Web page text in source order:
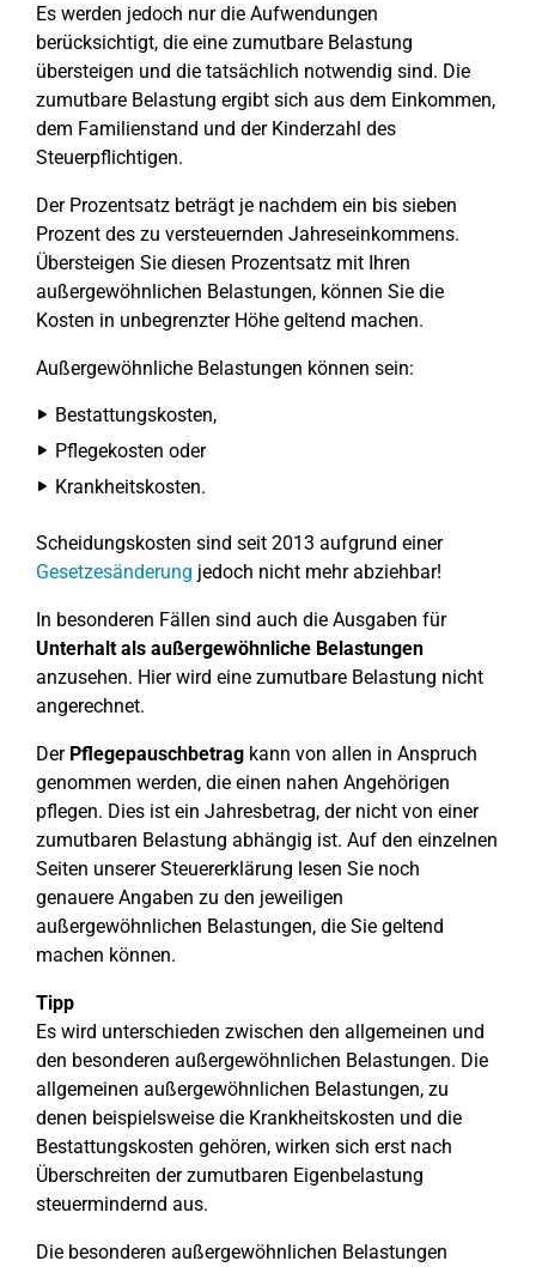
Es werden jedoch nur die Aufwendungen
berücksichtigt, die eine zumutbare Belastung
übersteigen und die tatsächlich notwendig sind. Die
zumutbare Belastung ergibt sich aus dem Einkommen,
dem Familienstand und der Kinderzahl des
Steuerpflichtigen.
Der Prozentsatz beträgt je nachdem ein bis sieben
Prozent des zu versteuernden Jahreseinkommens.
Übersteigen Sie diesen Prozentsatz mit Ihren
außergewöhnlichen Belastungen, können Sie die
Kosten in unbegrenzter Höhe geltend machen.
Außergewöhnliche Belastungen können sein:
Bestattungskosten,
Pflegekosten oder
Krankheitskosten.
Scheidungskosten sind seit 2013 aufgrund einer
Gesetzesänderung jedoch nicht mehr abziehbar!
In besonderen Fällen sind auch die Ausgaben für
Unterhalt als außergewöhnliche Belastungen
anzusehen. Hier wird eine zumutbare Belastung nicht
angerechnet.
Der Pflegepauschbetrag kann von allen in Anspruch
genommen werden, die einen nahen Angehörigen
pflegen. Dies ist ein Jahresbetrag, der nicht von einer
zumutbaren Belastung abhängig ist. Auf den einzelnen
Seiten unserer Steuererklärung lesen Sie noch
genauere Angaben zu den jeweiligen
außergewöhnlichen Belastungen, die Sie geltend
machen können.
Tipp
Es wird unterschieden zwischen den allgemeinen und
den besonderen außergewöhnlichen Belastungen. Die
allgemeinen außergewöhnlichen Belastungen, zu
denen beispielsweise die Krankheitskosten und die
Bestattungskosten gehören, wirken sich erst nach
Überschreiten der zumutbaren Eigenbelastung
steuermindernd aus.
Die besonderen außergewöhnlichen Belastungen